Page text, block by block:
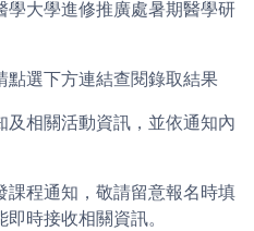
學大學進修推廣處暑期醫學研
點選下方連結查閱錄取結果
相關活動資訊，並依通知內
課程通知，敬請留意報名時填
時接收相關資訊。